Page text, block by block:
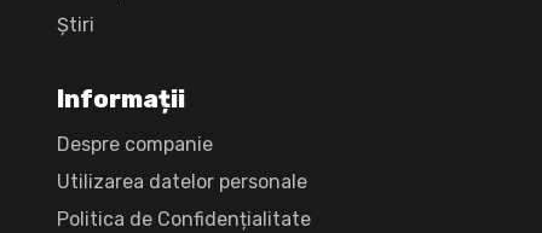
Știri
Informații
Despre companie
Utilizarea datelor personale
Politica de Confidențialitate